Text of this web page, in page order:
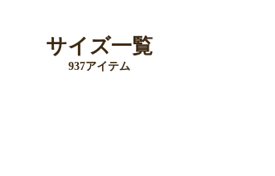
サイズ一覧
937アイテム